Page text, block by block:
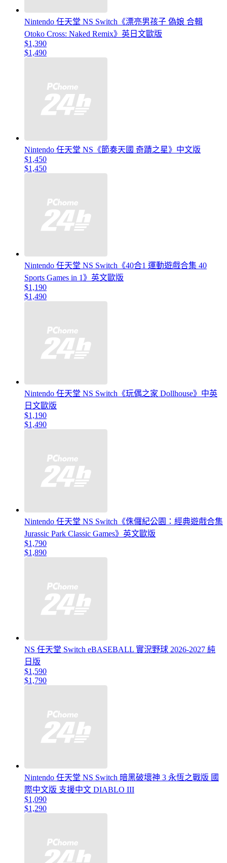
Nintendo 任天堂 NS Switch《漂亮男孩子 偽娘 合輯
Otoko Cross: Naked Remix》英日文歐版
$1,390
$1,490
Nintendo 任天堂 NS《節奏天國 奇蹟之星》中文版
$1,450
$1,450
Nintendo 任天堂 NS Switch《40合1 運動遊戲合集 40
Sports Games in 1》英文歐版
$1,190
$1,490
Nintendo 任天堂 NS Switch《玩偶之家 Dollhouse》中英
日文歐版
$1,190
$1,490
Nintendo 任天堂 NS Switch《侏儸紀公園：經典遊戲合集
Jurassic Park Classic Games》英文歐版
$1,790
$1,890
NS 任天堂 Switch eBASEBALL 實況野球 2026-2027 純
日版
$1,590
$1,790
Nintendo 任天堂 NS Switch 暗黑破壞神 3 永恆之戰版 國
際中文版 支援中文 DIABLO III
$1,090
$1,290